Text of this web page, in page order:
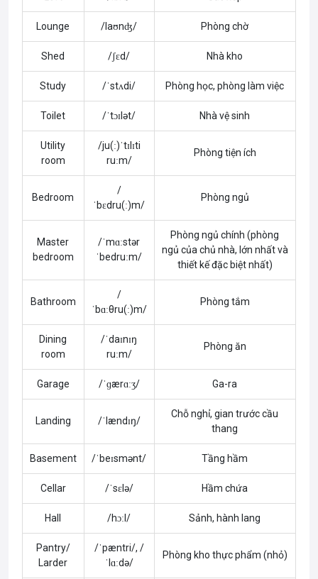
Lounge /laʊnʤ/ Phòng chờ
Shed /ʃɛd/ Nhà kho
Study /ˈstʌdi/ Phòng học, phòng làm việc
Toilet /ˈtɔɪlət/ Nhà vệ sinh
Utility
room
/ju(ː)ˈtɪlɪti
ruːm/
Phòng tiện ích
Bedroom
/
ˈbɛdru(ː)m/
Phòng ngủ
Master
bedroom
/ˈmɑːstər
ˈbedruːm/
Phòng ngủ chính (phòng
ngủ của chủ nhà, lớn nhất và
thiết kế đặc biệt nhất)
Bathroom
/
ˈbɑːθru(ː)m/
Phòng tắm
Dining
room
/ˈdaɪnɪŋ
ruːm/
Phòng ăn
Garage /ˈɡærɑːʒ/ Ga-ra
Landing /ˈlændɪŋ/
Chỗ nghỉ, gian trước cầu
thang
Basement /ˈbeɪsmənt/ Tầng hầm
Cellar /ˈsɛlə/ Hầm chứa
Hall /hɔːl/ Sảnh, hành lang
Pantry/
Larder
/ˈpæntri/, /
ˈlɑːdə/
Phòng kho thực phẩm (nhỏ)